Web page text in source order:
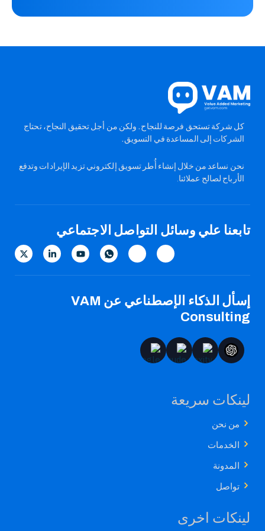
كل شركة تستحق فرصة للنجاح. ولكن من أجل تحقيق النجاح، تحتاج
الشركات إلى المساعدة في التسويق.
نحن نساعد من خلال إنشاء أُطر تسويق إلكتروني تزيد الإيرادات وتدفع
الأرباح لصالح عملائنا.
تابعنا علي وسائل التواصل الاجتماعي
إسأل الذكاء الإصطناعي عن VAM
Consulting
لينكات سريعة
من نحن
الخدمات
المدونة
تواصل
لينكات اخرى